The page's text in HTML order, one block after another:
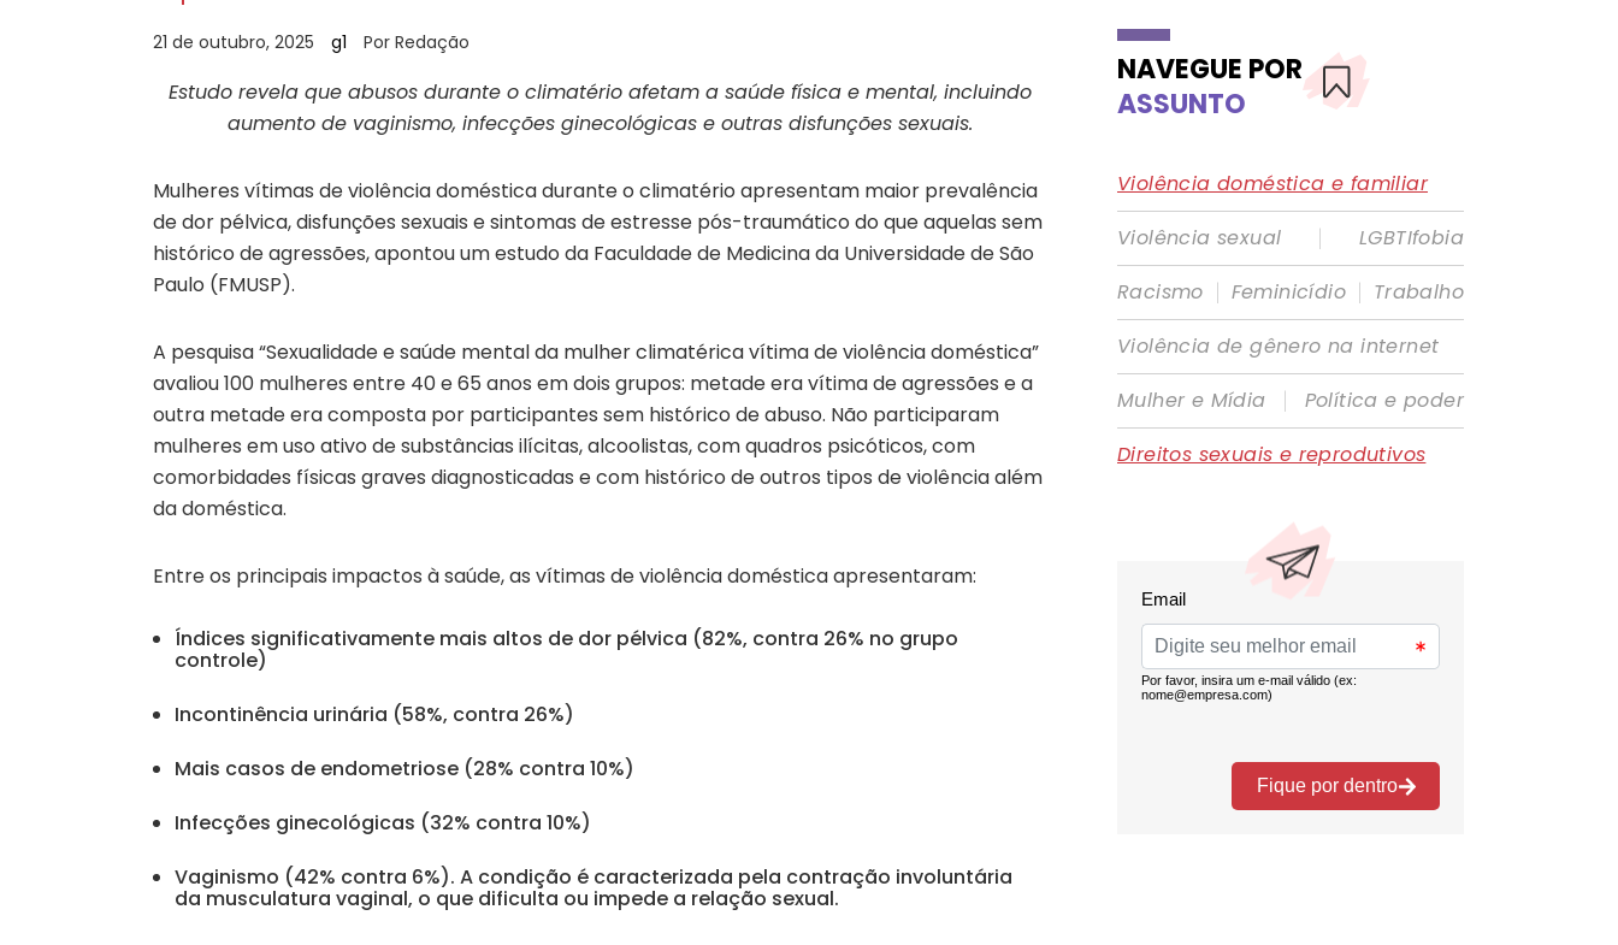
21 de outubro, 2025 g1 Por Redação
Estudo revela que abusos durante o climatério afetam a saúde física e mental, incluindo
aumento de vaginismo, infecções ginecológicas e outras disfunções sexuais.
Mulheres vítimas de violência doméstica durante o climatério apresentam maior prevalência
de dor pélvica, disfunções sexuais e sintomas de estresse pós-traumático do que aquelas sem
histórico de agressões, apontou um estudo da Faculdade de Medicina da Universidade de São
Paulo (FMUSP).
A pesquisa “Sexualidade e saúde mental da mulher climatérica vítima de violência doméstica”
avaliou 100 mulheres entre 40 e 65 anos em dois grupos: metade era vítima de agressões e a
outra metade era composta por participantes sem histórico de abuso. Não participaram
mulheres em uso ativo de substâncias ilícitas, alcoolistas, com quadros psicóticos, com
comorbidades físicas graves diagnosticadas e com histórico de outros tipos de violência além
da doméstica.
Entre os principais impactos à saúde, as vítimas de violência doméstica apresentaram:
Índices significativamente mais altos de dor pélvica (82%, contra 26% no grupo
controle)
Incontinência urinária (58%, contra 26%)
Mais casos de endometriose (28% contra 10%)
Infecções ginecológicas (32% contra 10%)
Vaginismo (42% contra 6%). A condição é caracterizada pela contração involuntária
da musculatura vaginal, o que dificulta ou impede a relação sexual.
NAVEGUE POR
ASSUNTO
Violência doméstica e familiar
Violência sexual
|
LGBTIfobia
Racismo | Feminicídio | Trabalho
Violência de gênero na internet
Mulher e Mídia
|
Política e poder
Direitos sexuais e reprodutivos